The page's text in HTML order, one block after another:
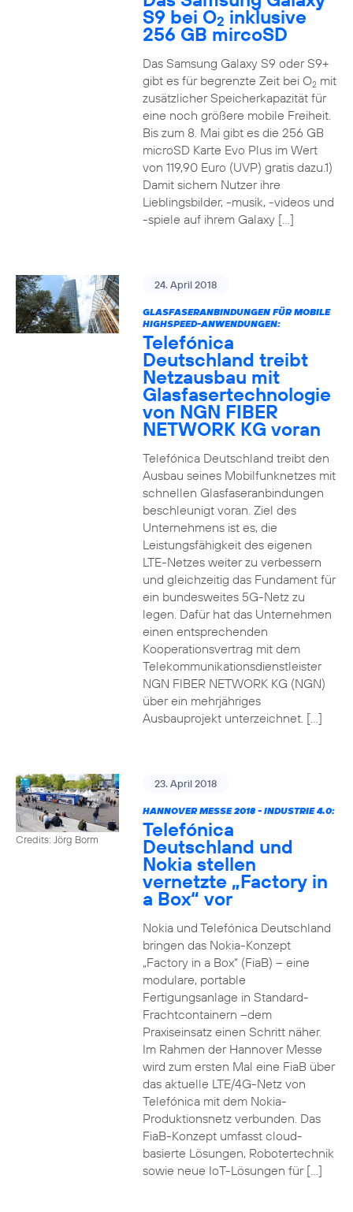
S9 bei O2 inklusive
256 GB mircoSD
Das Samsung Galaxy S9 oder S9+
gibt es für begrenzte Zeit bei O2mit
zusätzlicher Speicherkapazität für
eine noch größere mobile Freiheit.
Bis zum 8. Mai gibt es die 256 GB
microSD Karte Evo Plus im Wert
von 119,90 Euro (UVP) gratis dazu.1)
Damit sichern Nutzer ihre
Lieblingsbilder, -musik, -videos und
-spiele auf ihrem Galaxy […]
24. April 2018
GLASFASERANBINDUNGEN FÜR MOBILE
HIGHSPEED-ANWENDUNGEN:
Telefónica
Deutschland treibt
Netzausbau mit
Glasfasertechnologie
von NGN FIBER
NETWORK KG voran
Telefónica Deutschland treibt den
Ausbau seines Mobilfunknetzes mit
schnellen Glasfaseranbindungen
beschleunigt voran. Ziel des
Unternehmens ist es, die
Leistungsfähigkeit des eigenen
LTE-Netzes weiter zu verbessern
und gleichzeitig das Fundament für
ein bundesweites 5G-Netz zu
legen. Dafür hat das Unternehmen
einen entsprechenden
Kooperationsvertrag mit dem
Telekommunikationsdienstleister
NGN FIBER NETWORK KG (NGN)
über ein mehrjähriges
Ausbauprojekt unterzeichnet. […]
Credits: Jörg Borm
23. April 2018
HANNOVER MESSE 2018 - INDUSTRIE 4.0:
Telefónica
Deutschland und
Nokia stellen
vernetzte „Factory in
a Box“ vor
Nokia und Telefónica Deutschland
bringen das Nokia-Konzept
„Factory in a Box“ (FiaB) – eine
modulare, portable
Fertigungsanlage in Standard-
Frachtcontainern –dem
Praxiseinsatz einen Schritt näher.
Im Rahmen der Hannover Messe
wird zum ersten Mal eine FiaB über
das aktuelle LTE/4G-Netz von
Telefónica mit dem Nokia-
Produktionsnetz verbunden. Das
FiaB-Konzept umfasst cloud-
basierte Lösungen, Robotertechnik
sowie neue IoT-Lösungen für […]